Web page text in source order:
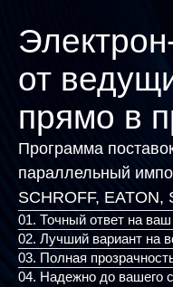
от
прямо в
Программа
параллельный
SCHROFF, EATON,
01. Точный ответ на ваш
02. Лучший вариант на
03. Полная
04. Надежно до вашего